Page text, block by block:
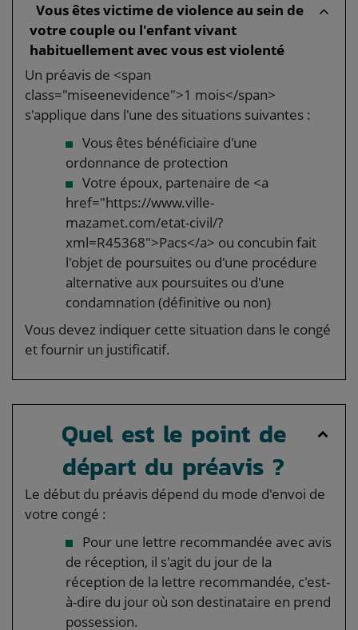
Vous êtes victime de violence au sein de
votre couple ou l'enfant vivant
habituellement avec vous est violenté
Un préavis de <span
class="miseenevidence">1 mois</span>
s'applique dans l'une des situations suivantes :
Vous êtes bénéficiaire d'une
ordonnance de protection
Votre époux, partenaire de <a
href="https://www.ville-
mazamet.com/etat-civil/?
xml=R45368">Pacs</a> ou concubin fait
l'objet de poursuites ou d'une procédure
alternative aux poursuites ou d'une
condamnation (définitive ou non)
Vous devez indiquer cette situation dans le congé
et fournir un justificatif.
Quel est le point de
départ du préavis ?
Le début du préavis dépend du mode d'envoi de
votre congé :
Pour une lettre recommandée avec avis
de réception, il s'agit du jour de la
réception de la lettre recommandée, c'est-
à-dire du jour où son destinataire en prend
possession.